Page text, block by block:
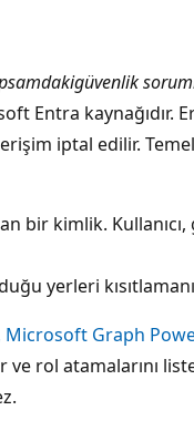
güvenlik
Entra kaynağıdır.
iptal edilir.
bir kimlik.
yerleri
Microsoft Graph
ve rol atamalarını